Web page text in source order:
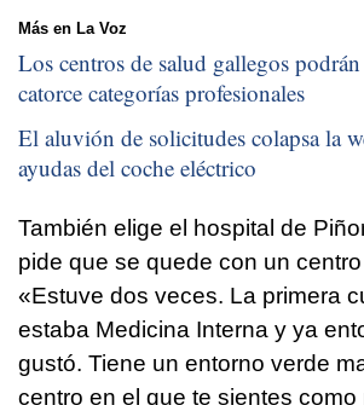
Más en La Voz
Los centros de salud gallegos
catorce categorías profesionales
El aluvión de solicitudes colapsa la
ayudas del coche eléctrico
También elige el hospital de
pide que se quede con un
«Estuve dos veces. La primera
estaba Medicina Interna y ya
gustó. Tiene un entorno verde
centro en el que te sientes como